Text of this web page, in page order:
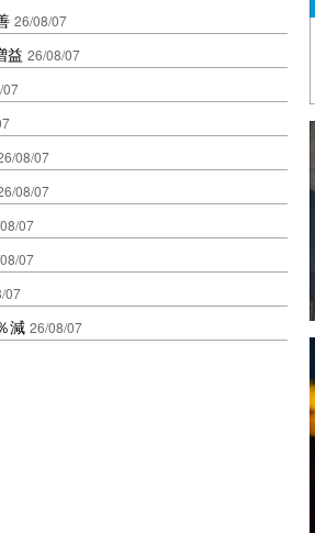
26/08/07
益 26/08/07
07
08/07
08/07
07
07
07
減 26/08/07